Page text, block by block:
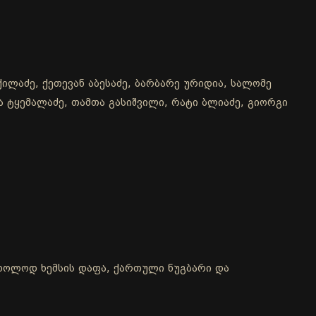
ქეთევან აბესაძე, ბარბარე ურიდია, სალომე
ტყემალაძე, თამთა გასიშვილი, რატი ბლიაძე, გიორგი
ხემსის დაფა, ქართული ნუგბარი და